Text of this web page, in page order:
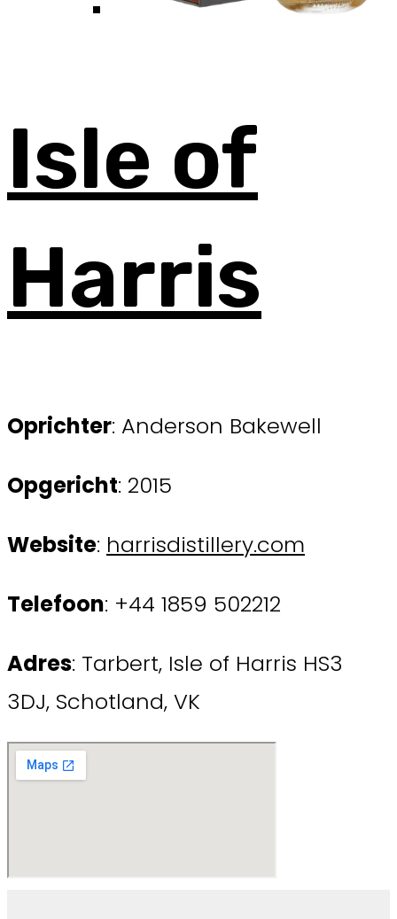
Isle of
Harris
Oprichter: Anderson Bakewell
Opgericht: 2015
Website: harrisdistillery.com
Telefoon: +44 1859 502212
Adres: Tarbert, Isle of Harris HS3
3DJ, Schotland, VK